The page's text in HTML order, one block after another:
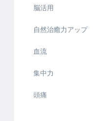
脳活用
自然治癒力アップ
血流
集中力
頭痛